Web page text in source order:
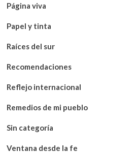
Página viva
Papel y tinta
Raíces del sur
Recomendaciones
Reflejo internacional
Remedios de mi pueblo
Sin categoría
Ventana desde la fe